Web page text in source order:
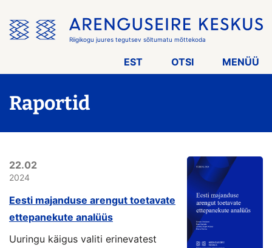
menüü
vahele
Riigikogu juures tegutsev sõltumatu mõttekoda
EST OTSI MENÜÜ
Raportid
22.02
2024
Eesti majanduse arengut toetavate
ettepanekute analüüs
Uuringu käigus valiti erinevatest